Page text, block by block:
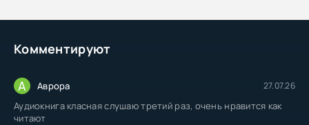
Комментируют
А Аврора 27.07.26
Аудиокнига класная слушаю третий раз, очень нравится как
читают